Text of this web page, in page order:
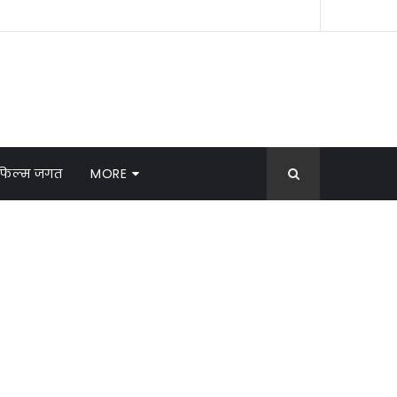
जगत MORE